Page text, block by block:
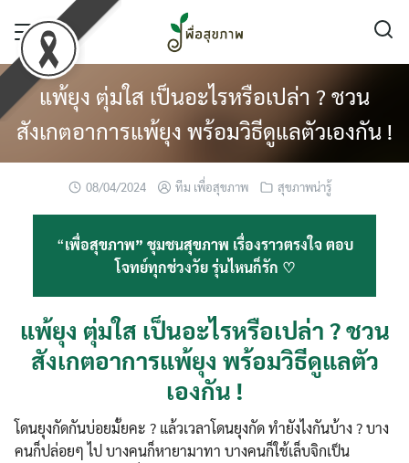
content
แพ้ยุง ตุ่มใส เป็นอะไรหรือเปล่า ? ชวน
สังเกตอาการแพ้ยุง พร้อมวิธีดูแลตัวเองกัน !
08/04/2024 ทีม เพื่อสุขภาพ สุขภาพน่ารู้
“เพื่อสุขภาพ” ชุมชนสุขภาพ เรื่องราวตรงใจ ตอบ
โจทย์ทุกช่วงวัย รุ่นไหนก็รัก ♡
แพ้ยุง ตุ่มใส เป็นอะไรหรือเปล่า ? ชวน
สังเกตอาการแพ้ยุง พร้อมวิธีดูแลตัว
เองกัน !
โดนยุงกัดกันบ่อยมั้ยคะ ? แล้วเวลาโดนยุงกัด ทำยังไงกันบ้าง ? บาง
คนก็ปล่อยๆ ไป บางคนก็หายามาทา บางคนก็ใช้เล็บจิกเป็น